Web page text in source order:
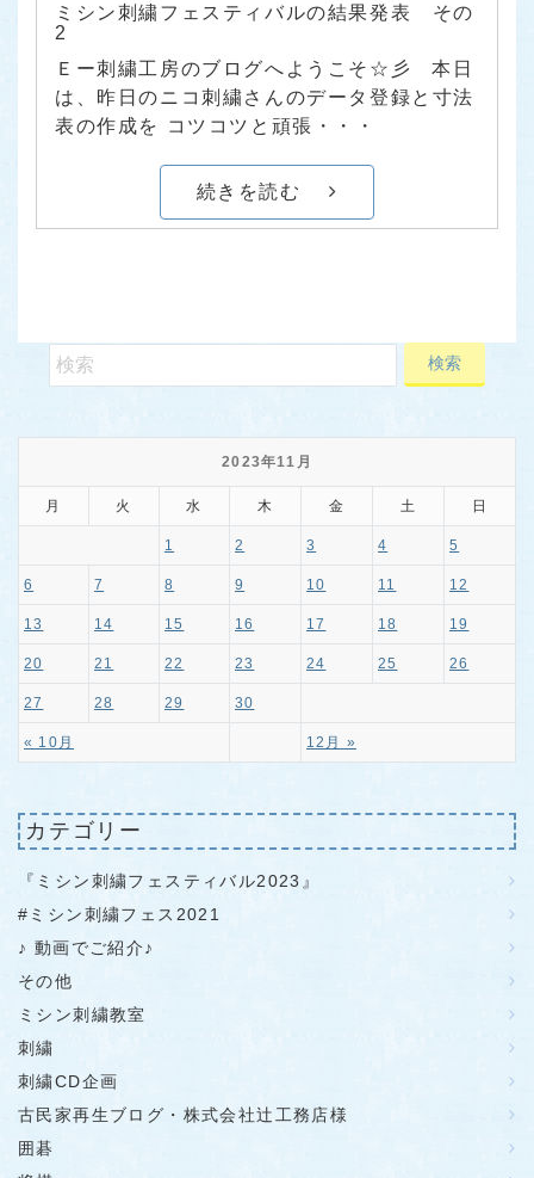
ミシン刺繍フェスティバルの結果発表 その
2
Ｅー刺繍工房のブログへようこそ☆彡 本日
は、昨日のニコ刺繍さんのデータ登録と寸法
表の作成を コツコツと頑張・・・
続きを読む
2023年11月
月 火 水 木 金 土 日
« 10月 12月 »
1 2 3 4 5
6 7 8 9 10 11 12
13 14 15 16 17 18 19
20 21 22 23 24 25 26
27 28 29 30
カテゴリー
『ミシン刺繍フェスティバル2023』
#ミシン刺繍フェス2021
♪ 動画でご紹介♪
その他
ミシン刺繍教室
刺繍
刺繍CD企画
古民家再生ブログ・株式会社辻工務店様
囲碁